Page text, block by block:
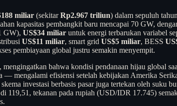
miliar (sekitarRp2.967 triliun) dalam sepuluh
kapasitas pembangkit baru mencapai 70 GW,
GW), US$34 miliar untuk energi terbarukan variabel
US$11 miliar, smart grid US$5 miliar, BESS
pembiayaan global justru semakin menyempit.
bahwa kondisi pendanaan hijau global
mengalami efisiensi setelah kebijakan Amerika
investasi berbasis pasar juga tertekan oleh
119,51, tekanan pada rupiah (USD/IDR 17.745)